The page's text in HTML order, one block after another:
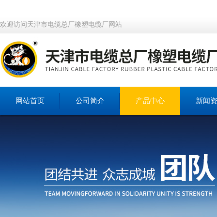
欢迎访问天津市电缆总厂橡塑电缆厂网站
网站首页 公司简介 产品中心 新闻